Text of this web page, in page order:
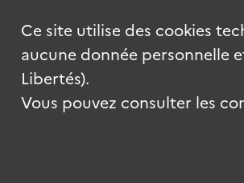
Ce site utilise des cookies
aucune donnée personnelle
Libertés).
Vous pouvez consulter les